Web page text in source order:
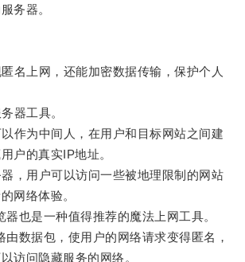
务器。
上网，还能加密数据传输，保护个人
器工具。
为中间人，在用户和目标网站之间建
户的真实IP地址。
用户可以访问一些被地理限制的网站
网络体验。
也是一种值得推荐的魔法上网工具。
数据包，使用户的网络请求变得匿名，
访问隐藏服务的网络。